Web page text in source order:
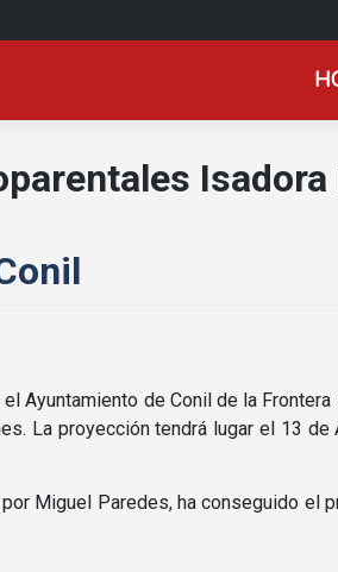
Isadora
Ayuntamiento de Conil de la
La proyección tendrá lugar el 13
Miguel Paredes, ha conseguido el